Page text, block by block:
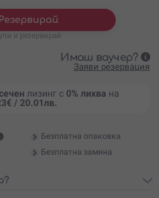
Резервирай
и резервирай
Имаш ваучер?
Заяви резервация
лизинг с 0% лихва на
/ 20.01лв.
Безплатна опаковка
Безплатна замяна